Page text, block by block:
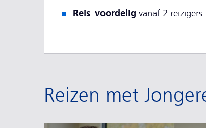
Reis voordelig vanaf 2 reizigers
Reizen met